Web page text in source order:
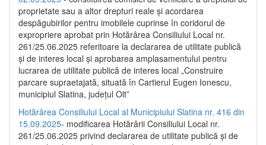
proprietate sau a altor drepturi reale și acordarea
despăgubirilor pentru imobilele cuprinse în coridorul de
expropriere aprobat prin Hotărârea Consiliului Local nr.
261/25.06.2025 referitoare la declararea de utilitate publică
și de interes local și aprobarea amplasamentului pentru
lucrarea de utilitate publică de interes local „Construire
parcare supraetajată, situată în Cartierul Eugen Ionescu,
municipiul Slatina, județul Olt”
Hotărârea Consiliului Local al Municipiului Slatina nr. 416 din
15.09.2025- modificarea Hotărârii Consiliului Local nr.
261/25.06.2025 privind declararea de utilitate publică și de